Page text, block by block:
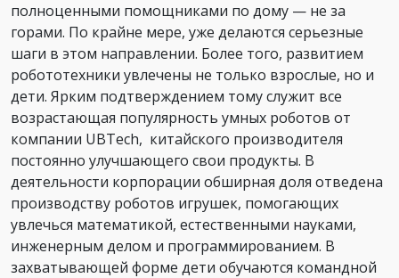
полноценными помощниками по дому — не за
горами. По крайне мере, уже делаются серьезные
шаги в этом направлении. Более того, развитием
робототехники увлечены не только взрослые, но и
дети. Ярким подтверждением тому служит все
возрастающая популярность умных роботов от
компании UBTech, китайского производителя
постоянно улучшающего свои продукты. В
деятельности корпорации обширная доля отведена
производству роботов игрушек, помогающих
увлечься математикой, естественными науками,
инженерным делом и программированием. В
захватывающей форме дети обучаются командной